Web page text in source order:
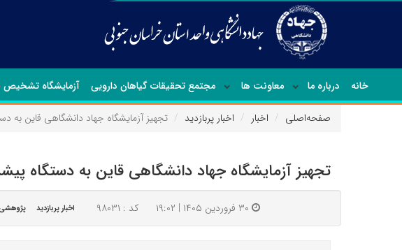
خانه درباره ما معاونت ها مجتمع تحقیقات گیاهان دارویی آزمایشگاه تشخیص
صفحه‌اصلی اخبار اخبار پربازدید تجهیز آزمایشگاه جهاد دانشگاهی قاین به
تجهیز آزمایشگاه جهاد دانشگاهی قاین به دستگاه
کد : ۹۸۰۳۱ اخبار پربازدید